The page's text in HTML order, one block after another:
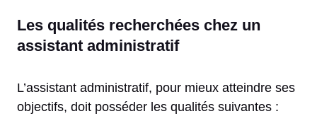
Les qualités recherchées chez un
assistant administratif
L’assistant administratif, pour mieux atteindre ses
objectifs, doit posséder les qualités suivantes :